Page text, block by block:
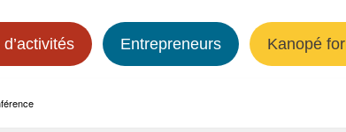
Entrepreneurs Kanopé